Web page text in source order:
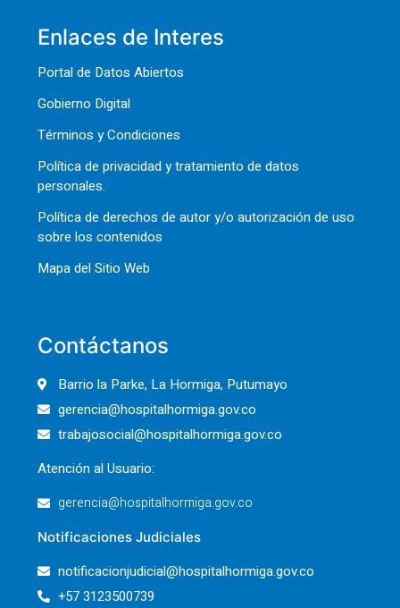
Enlaces de Interes
Portal de Datos Abiertos
Gobierno Digital
Términos y Condiciones
Política de privacidad y tratamiento de datos
personales.
Política de derechos de autor y/o autorización de uso
sobre los contenidos
Mapa del Sitio Web
Contáctanos
Barrio la Parke, La Hormiga, Putumayo
gerencia@hospitalhormiga.gov.co
trabajosocial@hospitalhormiga.gov.co
Atención al Usuario:
gerencia@hospitalhormiga.gov.co
Notificaciones Judiciales
notificacionjudicial@hospitalhormiga.gov.co
+57 3123500739